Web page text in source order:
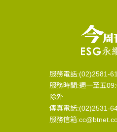
服務電話:(02)2581-
服務時間:週一至五
除外
傳真電話:(02)2531-
服務信箱